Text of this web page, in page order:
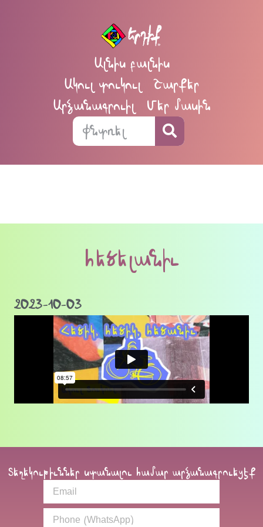
Ալնիս բալնիս
Ակուլ տուկուլ
Շարքեր
Արձանագրուիլ
Մեր մասին
հեծելանիւ
2023-10-03
Տեղեկութիւններ ստանալու համար արձանագրուեցէք